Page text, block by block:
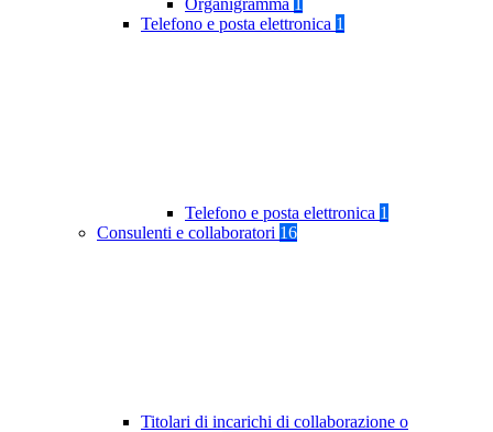
Organigramma 1
Telefono e posta elettronica 1
Telefono e posta elettronica 1
Consulenti e collaboratori 16
Titolari di incarichi di collaborazione o